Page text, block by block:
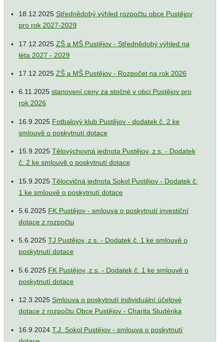
18.12.2025 Střednědobý výhled rozpočtu obce Pustějov
pro rok 2027-2029
17.12.2025 ZŠ a MŠ Pustějov - Střednědobý výhled na
léta 2027 - 2029
17.12.2025 ZŠ a MŠ Pustějov - Rozpočet na rok 2026
6.11.2025 stanovení ceny za stočné v obci Pustějov pro
rok 2026
16.9.2025 Fotbalový klub Pustějov - dodatek č. 2 ke
smlouvě o poskytnutí dotace
15.9.2025 Tělovýchovná jednota Pustějov, z.s. - Dodatek
č. 2 ke smlouvě o poskytnutí dotace
15.9.2025 Tělocvičná jednota Sokol Pustějov - Dodatek č.
1 ke smlouvě o poskytnutí dotace
5.6.2025 FK Pustějov - smlouva o poskytnutí investiční
dotace z rozpočtu
5.6.2025 TJ Pustějov, z.s. - Dodatek č. 1 ke smlouvě o
poskytnutí dotace
5.6.2025 FK Pustějov, z.s. - Dodatek č. 1 ke smlouvě o
poskytnutí dotace
12.3.2025 Smlouva o poskytnutí individuální účelové
dotace z rozpočtu Obce Pustějov - Charita Studénka
16.9.2024 T.J. Sokol Pustějov - smlouva o poskytnutí